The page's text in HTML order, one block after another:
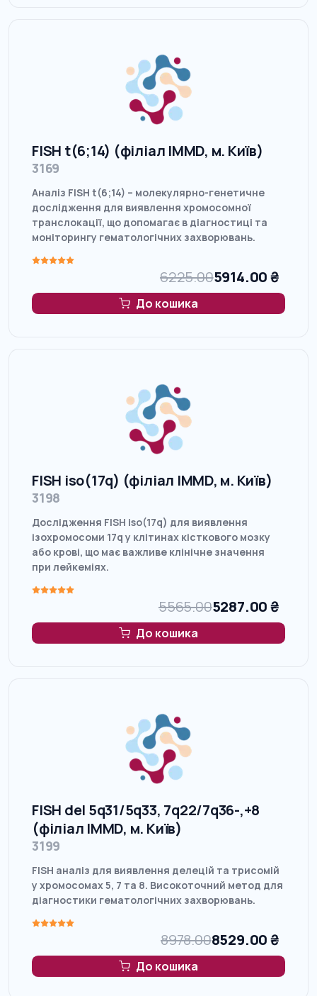
FISH t(6;14) (філіал IMMD, м. Київ)
3169
Аналіз FISH t(6;14) – молекулярно-генетичне
дослідження для виявлення хромосомної
транслокації, що допомагає в діагностиці та
моніторингу гематологічних захворювань.
6225.005914.00₴
До кошика
FISH iso(17q) (філіал IMMD, м. Київ)
3198
Дослідження FISH iso(17q) для виявлення
ізохромосоми 17q у клітинах кісткового мозку
або крові, що має важливе клінічне значення
при лейкеміях.
5565.005287.00₴
До кошика
FISH del 5q31/5q33, 7q22/7q36-,+8
(філіал IMMD, м. Київ)
3199
FISH аналіз для виявлення делецій та трисомій
у хромосомах 5, 7 та 8. Високоточний метод для
діагностики гематологічних захворювань.
8978.008529.00₴
До кошика